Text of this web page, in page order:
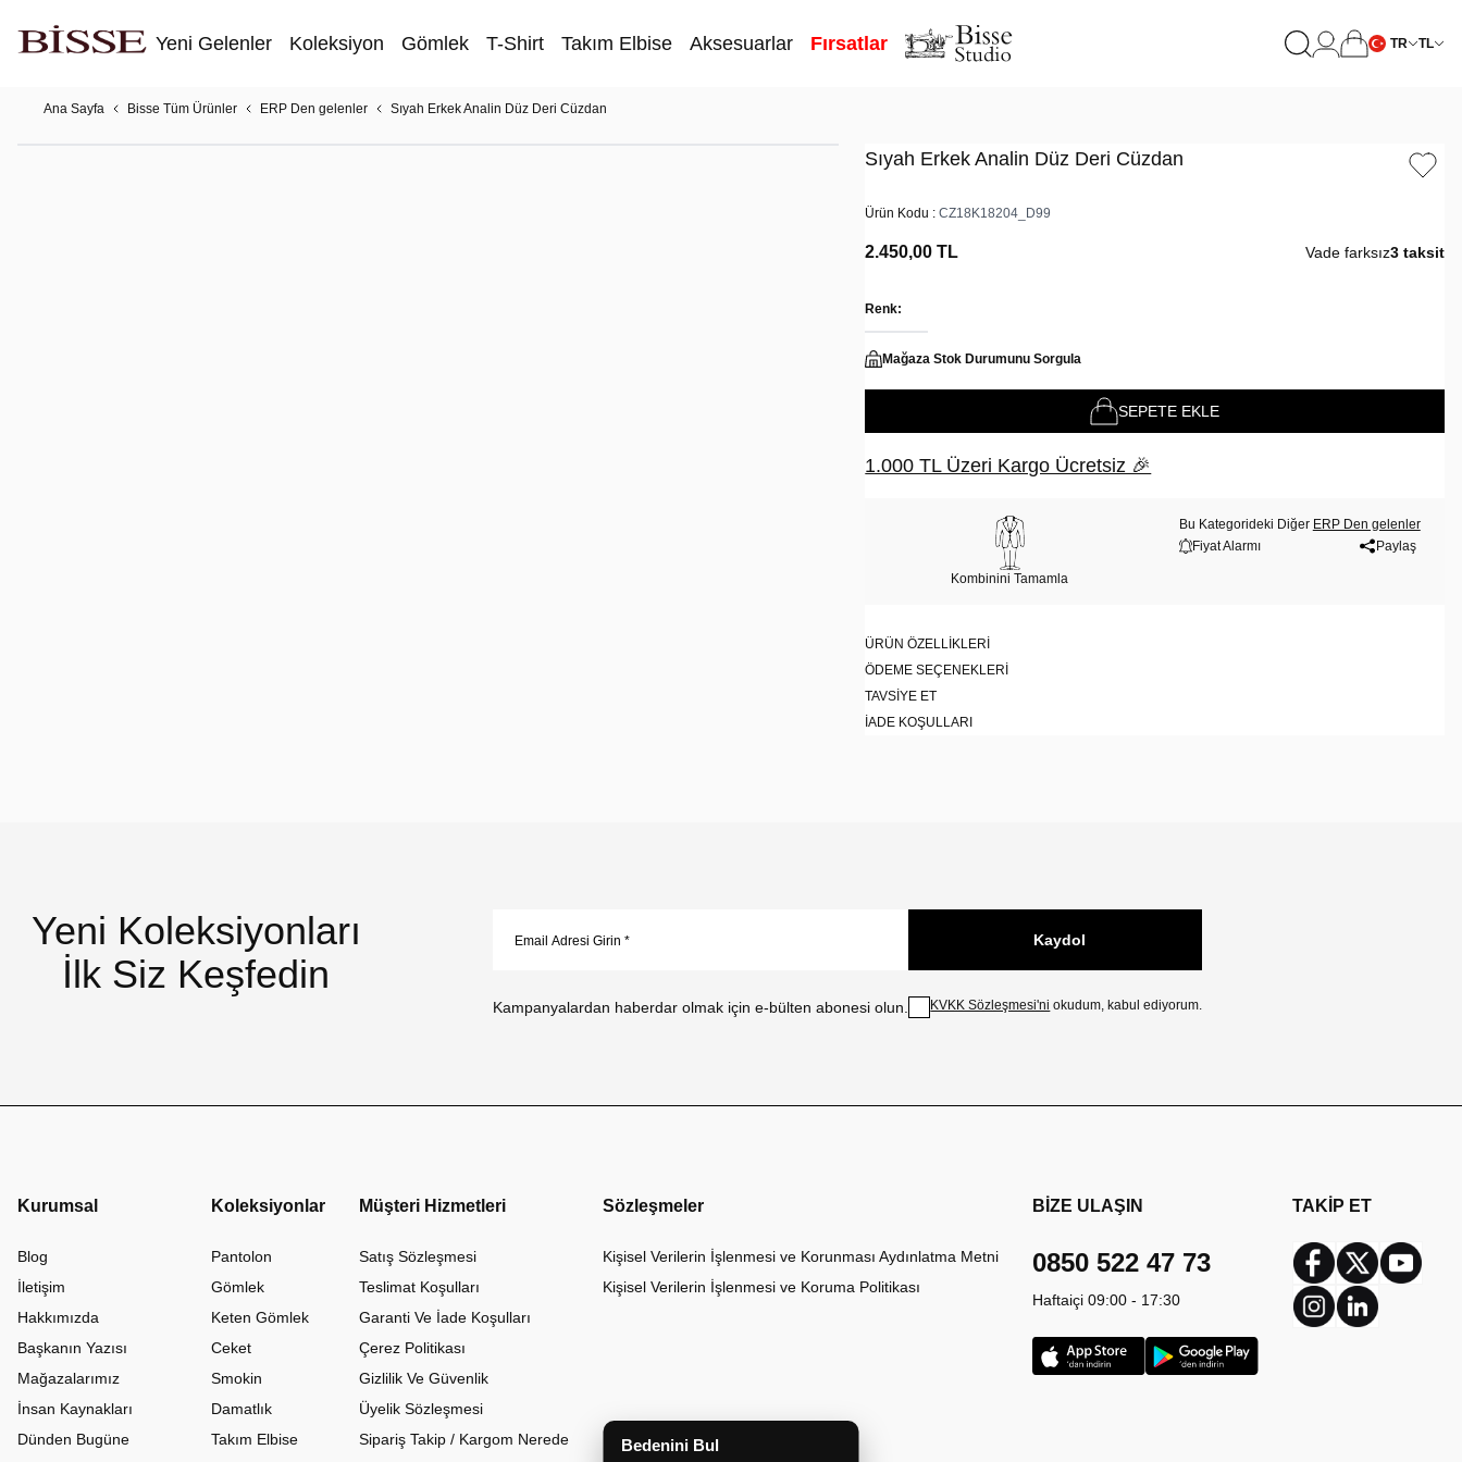
Yeni Gelenler Koleksiyon Gömlek T-Shirt Takım Elbise Aksesuarlar Fırsatlar TR TL
Ana Sayfa Bisse Tüm Ürünler ERP Den gelenler Sıyah Erkek Analin Düz Deri Cüzdan
Sıyah Erkek Analin Düz Deri Cüzdan
Ürün Kodu :CZ18K18204_D99
2.450,00 TL Vade farksız3 taksit
Renk:
Mağaza Stok Durumunu Sorgula
SEPETE EKLE
1.000 TL Üzeri Kargo Ücretsiz 🎉
Kombinini Tamamla
Bu Kategorideki Diğer ERP Den gelenler
Fiyat Alarmı
Paylaş
ÜRÜN ÖZELLIKLERI
ÖDEME SEÇENEKLERI
TAVSIYE ET
İADE KOŞULLARI
Yeni Koleksiyonları
İlk Siz Keşfedin
Kampanyalardan haberdar olmak için e-bülten abonesi olun.
Kaydol
KVKK Sözleşmesi'ni okudum, kabul ediyorum.
Kurumsal
Blog
İletişim
Hakkımızda
Başkanın Yazısı
Mağazalarımız
İnsan Kaynakları
Dünden Bugüne
Koleksiyonlar
Pantolon
Gömlek
Keten Gömlek
Ceket
Smokin
Damatlık
Takım Elbise
Müşteri Hizmetleri
Satış Sözleşmesi
Teslimat Koşulları
Garanti Ve İade Koşulları
Çerez Politikası
Gizlilik Ve Güvenlik
Üyelik Sözleşmesi
Sipariş Takip / Kargom Nerede
Sözleşmeler
Kişisel Verilerin İşlenmesi ve Korunması Aydınlatma Metni
Kişisel Verilerin İşlenmesi ve Koruma Politikası
BİZE ULAŞIN
0850 522 47 73
Haftaiçi 09:00 - 17:30
TAKİP ET
Facebook
Twitter
InstagramLinkedin